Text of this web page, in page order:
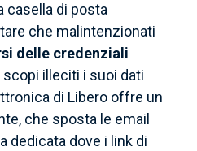
casella di posta
che malintenzionati
delle credenziali
scopi illeciti i suoi dati
di Libero offre un
che sposta le email
dedicata dove i link di